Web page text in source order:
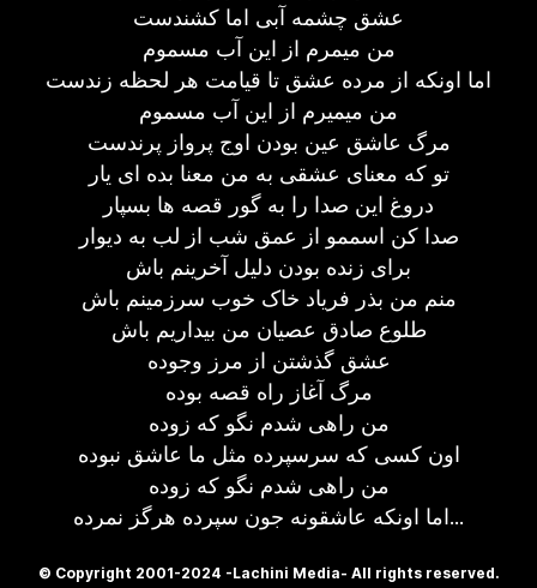
عشق چشمه آبی اما کشندست
من میمرم از این آب مسموم
اما اونکه از مرده عشق تا قیامت هر لحظه زندست
من میمیرم از این آب مسموم
مرگ عاشق عین بودن اوج پرواز پرندست
تو که معنای عشقی به من معنا بده ای یار
دروغ این صدا را به گور قصه ها بسپار
صدا کن اسممو از عمق شب از لب به دیوار
برای زنده بودن دلیل آخرینم باش
منم من بذر فریاد خاک خوب سرزمینم باش
طلوع صادق عصیان من بیداریم باش
عشق گذشتن از مرز وجوده
مرگ آغاز راه قصه بوده
من راهی شدم نگو که زوده
اون کسی که سرسپرده مثل ما عاشق نبوده
من راهی شدم نگو که زوده
اما اونکه عاشقونه جون سپرده هرگز نمرده...
© Copyright 2001-2024 -Lachini Media- All rights reserved.